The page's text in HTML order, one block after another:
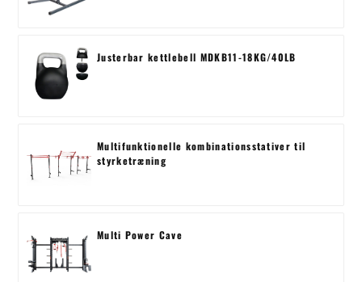
Justerbar kettlebell MDKB11-18KG/40LB
Multifunktionelle kombinationsstativer til
styrketræning
Multi Power Cave